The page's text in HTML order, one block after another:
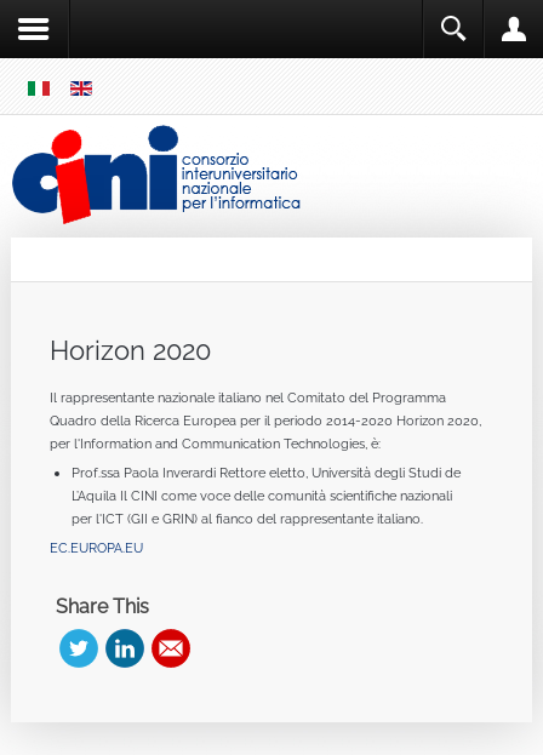
MENU
Horizon 2020
Il rappresentante nazionale italiano nel Comitato del Programma
Quadro della Ricerca Europea per il periodo 2014-2020 Horizon 2020,
per l'Information and Communication Technologies, è:
Prof.ssa Paola Inverardi Rettore eletto, Università degli Studi de
L’Aquila Il CINI come voce delle comunità scientifiche nazionali
per l'ICT (GII e GRIN) al fianco del rappresentante italiano.
EC.EUROPA.EU
Share This